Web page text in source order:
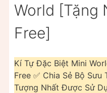
World [Tặng
Free]
Kí Tự Đặc Biệt Mini
Free ✅ Chia Sẻ Bộ
Tượng Nhất Được Sử